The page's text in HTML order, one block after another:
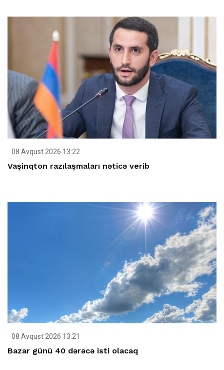
08 Avqust 2026 13:22
Vaşinqton razılaşmaları nəticə verib
08 Avqust 2026 13:21
Bazar günü 40 dərəcə isti olacaq